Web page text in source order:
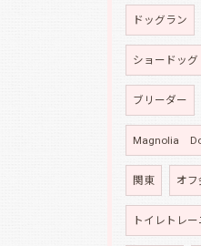
ドッグラン
ショードッグ
ブリーダー
Magnolia
関東 オフ
トイレトレ